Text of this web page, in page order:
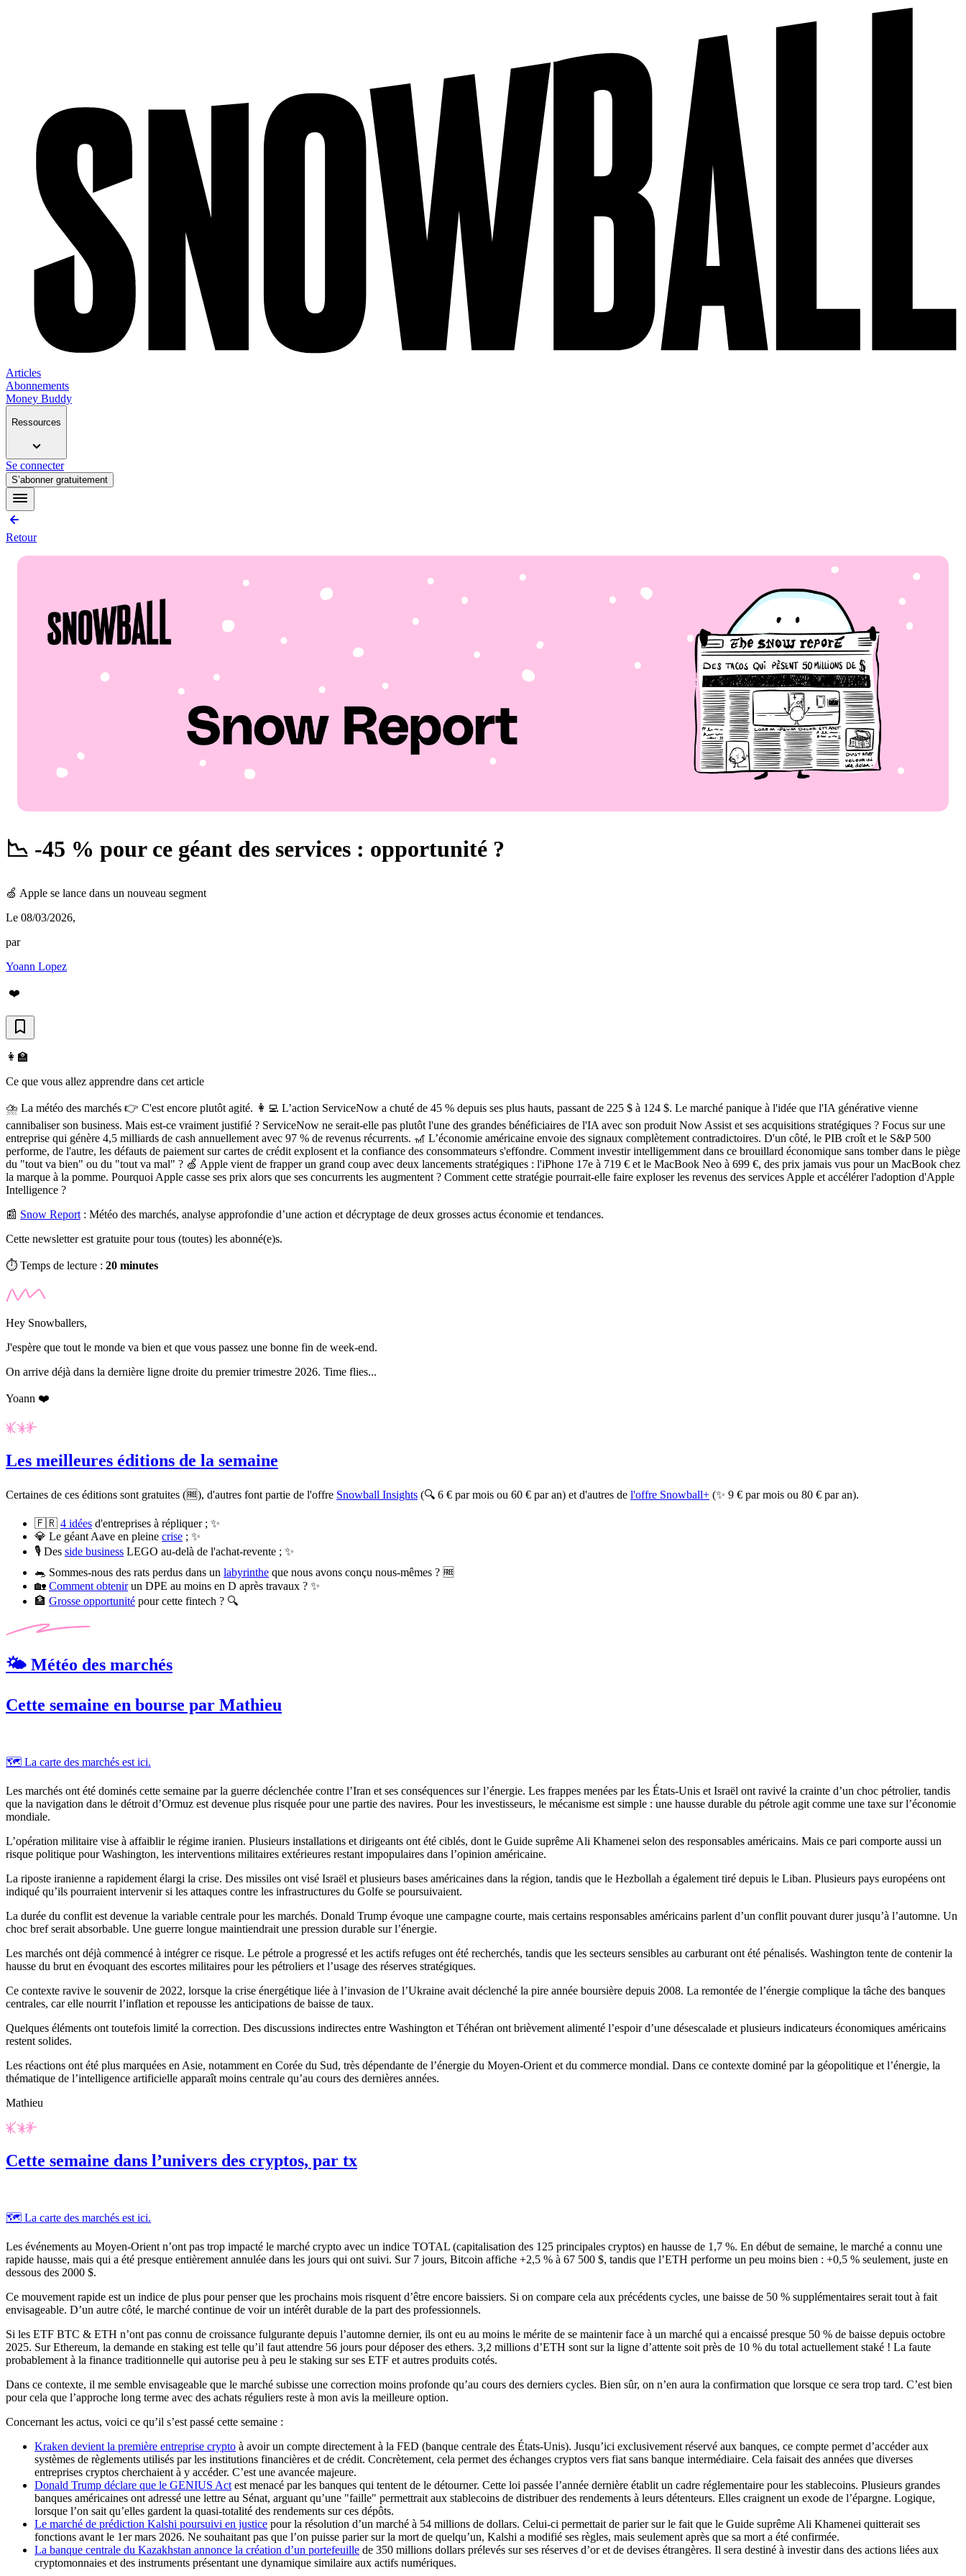
Articles
Abonnements
Money Buddy
Ressources
Se connecter
S’abonner gratuitement
Retour
📉 -45 % pour ce géant des services : opportunité ?
🍏 Apple se lance dans un nouveau segment
Le 08/03/2026,
par
Yoann Lopez
❤️
👩‍🏫
Ce que vous allez apprendre dans cet article
⛈️ La météo des marchés 👉 C'est encore plutôt agité. 👩‍💻 L’action ServiceNow a chuté de 45 % depuis ses plus hauts, passant de 225 $ à 124 $. Le marché panique à l'idée que l'IA générative vienne
cannibaliser son business. Mais est-ce vraiment justifié ? ServiceNow ne serait-elle pas plutôt l'une des grandes bénéficiaires de l'IA avec son produit Now Assist et ses acquisitions stratégiques ? Focus sur une
entreprise qui génère 4,5 milliards de cash annuellement avec 97 % de revenus récurrents. 🎢 L’économie américaine envoie des signaux complètement contradictoires. D'un côté, le PIB croît et le S&P 500
performe, de l'autre, les défauts de paiement sur cartes de crédit explosent et la confiance des consommateurs s'effondre. Comment investir intelligemment dans ce brouillard économique sans tomber dans le piège
du "tout va bien" ou du "tout va mal" ? 🍏 Apple vient de frapper un grand coup avec deux lancements stratégiques : l'iPhone 17e à 719 € et le MacBook Neo à 699 €, des prix jamais vus pour un MacBook chez
la marque à la pomme. Pourquoi Apple casse ses prix alors que ses concurrents les augmentent ? Comment cette stratégie pourrait-elle faire exploser les revenus des services Apple et accélérer l'adoption d'Apple
Intelligence ?
📰 Snow Report : Météo des marchés, analyse approfondie d’une action et décryptage de deux grosses actus économie et tendances.
Cette newsletter est gratuite pour tous (toutes) les abonné(e)s.
⏱️ Temps de lecture : 20 minutes
Hey Snowballers,
J'espère que tout le monde va bien et que vous passez une bonne fin de week-end.
On arrive déjà dans la dernière ligne droite du premier trimestre 2026. Time flies...
Yoann ❤️
Les meilleures éditions de la semaine
Certaines de ces éditions sont gratuites (🆓), d'autres font partie de l'offre Snowball Insights (🔍 6 € par mois ou 60 € par an) et d'autres de l'offre Snowball+ (✨ 9 € par mois ou 80 € par an).
🇫🇷 4 idées d'entreprises à répliquer ; ✨
💎 Le géant Aave en pleine crise ; ✨
🎙️ Des side business LEGO au-delà de l'achat-revente ; ✨
🐀 Sommes-nous des rats perdus dans un labyrinthe que nous avons conçu nous-mêmes ? 🆓
🏡 Comment obtenirun DPE au moins en D après travaux ? ✨
🏦 Grosse opportunité pour cette fintech ? 🔍
🌤️ Météo des marchés
Cette semaine en bourse par Mathieu
🗺️ La carte des marchés est ici.
Les marchés ont été dominés cette semaine par la guerre déclenchée contre l’Iran et ses conséquences sur l’énergie. Les frappes menées par les États-Unis et Israël ont ravivé la crainte d’un choc pétrolier, tandis
que la navigation dans le détroit d’Ormuz est devenue plus risquée pour une partie des navires. Pour les investisseurs, le mécanisme est simple : une hausse durable du pétrole agit comme une taxe sur l’économie
mondiale.
L’opération militaire vise à affaiblir le régime iranien. Plusieurs installations et dirigeants ont été ciblés, dont le Guide suprême Ali Khamenei selon des responsables américains. Mais ce pari comporte aussi un
risque politique pour Washington, les interventions militaires extérieures restant impopulaires dans l’opinion américaine.
La riposte iranienne a rapidement élargi la crise. Des missiles ont visé Israël et plusieurs bases américaines dans la région, tandis que le Hezbollah a également tiré depuis le Liban. Plusieurs pays européens ont
indiqué qu’ils pourraient intervenir si les attaques contre les infrastructures du Golfe se poursuivaient.
La durée du conflit est devenue la variable centrale pour les marchés. Donald Trump évoque une campagne courte, mais certains responsables américains parlent d’un conflit pouvant durer jusqu’à l’automne. Un
choc bref serait absorbable. Une guerre longue maintiendrait une pression durable sur l’énergie.
Les marchés ont déjà commencé à intégrer ce risque. Le pétrole a progressé et les actifs refuges ont été recherchés, tandis que les secteurs sensibles au carburant ont été pénalisés. Washington tente de contenir la
hausse du brut en évoquant des escortes militaires pour les pétroliers et l’usage des réserves stratégiques.
Ce contexte ravive le souvenir de 2022, lorsque la crise énergétique liée à l’invasion de l’Ukraine avait déclenché la pire année boursière depuis 2008. La remontée de l’énergie complique la tâche des banques
centrales, car elle nourrit l’inflation et repousse les anticipations de baisse de taux.
Quelques éléments ont toutefois limité la correction. Des discussions indirectes entre Washington et Téhéran ont brièvement alimenté l’espoir d’une désescalade et plusieurs indicateurs économiques américains
restent solides.
Les réactions ont été plus marquées en Asie, notamment en Corée du Sud, très dépendante de l’énergie du Moyen-Orient et du commerce mondial. Dans ce contexte dominé par la géopolitique et l’énergie, la
thématique de l’intelligence artificielle apparaît moins centrale qu’au cours des dernières années.
Mathieu
Cette semaine dans l’univers des cryptos, par tx
🗺️ La carte des marchés est ici.
Les événements au Moyen-Orient n’ont pas trop impacté le marché crypto avec un indice TOTAL (capitalisation des 125 principales cryptos) en hausse de 1,7 %. En début de semaine, le marché a connu une
rapide hausse, mais qui a été presque entièrement annulée dans les jours qui ont suivi. Sur 7 jours, Bitcoin affiche +2,5 % à 67 500 $, tandis que l’ETH performe un peu moins bien : +0,5 % seulement, juste en
dessous des 2000 $.
Ce mouvement rapide est un indice de plus pour penser que les prochains mois risquent d’être encore baissiers. Si on compare cela aux précédents cycles, une baisse de 50 % supplémentaires serait tout à fait
envisageable. D’un autre côté, le marché continue de voir un intérêt durable de la part des professionnels.
Si les ETF BTC & ETH n’ont pas connu de croissance fulgurante depuis l’automne dernier, ils ont eu au moins le mérite de se maintenir face à un marché qui a encaissé presque 50 % de baisse depuis octobre
2025. Sur Ethereum, la demande en staking est telle qu’il faut attendre 56 jours pour déposer des ethers. 3,2 millions d’ETH sont sur la ligne d’attente soit près de 10 % du total actuellement staké ! La faute
probablement à la finance traditionnelle qui autorise peu à peu le staking sur ses ETF et autres produits cotés.
Dans ce contexte, il me semble envisageable que le marché subisse une correction moins profonde qu’au cours des derniers cycles. Bien sûr, on n’en aura la confirmation que lorsque ce sera trop tard. C’est bien
pour cela que l’approche long terme avec des achats réguliers reste à mon avis la meilleure option.
Concernant les actus, voici ce qu’il s’est passé cette semaine :
Kraken devient la première entreprise crypto à avoir un compte directement à la FED (banque centrale des États-Unis). Jusqu’ici exclusivement réservé aux banques, ce compte permet d’accéder aux
systèmes de règlements utilisés par les institutions financières et de crédit. Concrètement, cela permet des échanges cryptos vers fiat sans banque intermédiaire. Cela faisait des années que diverses
entreprises cryptos cherchaient à y accéder. C’est une avancée majeure.
Donald Trump déclare que le GENIUS Act est menacé par les banques qui tentent de le détourner. Cette loi passée l’année dernière établit un cadre réglementaire pour les stablecoins. Plusieurs grandes
banques américaines ont adressé une lettre au Sénat, arguant qu’une "faille" permettrait aux stablecoins de distribuer des rendements à leurs détenteurs. Elles craignent un exode de l’épargne. Logique,
lorsque l’on sait qu’elles gardent la quasi-totalité des rendements sur ces dépôts.
Le marché de prédiction Kalshi poursuivi en justice pour la résolution d’un marché à 54 millions de dollars. Celui-ci permettait de parier sur le fait que le Guide suprême Ali Khamenei quitterait ses
fonctions avant le 1er mars 2026. Ne souhaitant pas que l’on puisse parier sur la mort de quelqu’un, Kalshi a modifié ses règles, mais seulement après que sa mort a été confirmée.
La banque centrale du Kazakhstan annonce la création d’un portefeuille de 350 millions dollars prélevés sur ses réserves d’or et de devises étrangères. Il sera destiné à investir dans des actions liées aux
cryptomonnaies et des instruments présentant une dynamique similaire aux actifs numériques.